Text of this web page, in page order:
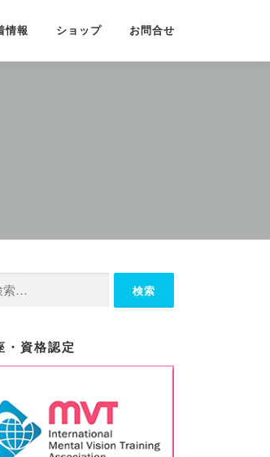
情報 ショップ お問合せ
・資格認定